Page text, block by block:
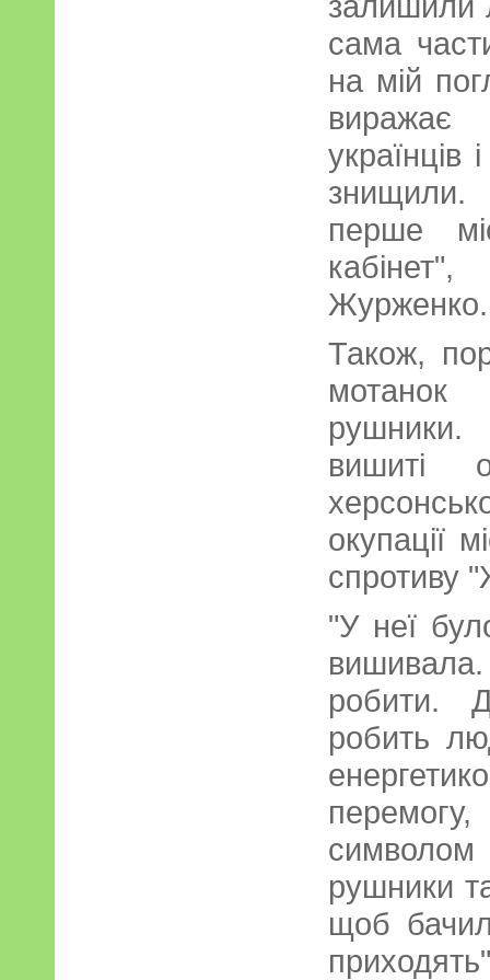
сама
на мій
виражає
українців
перше
Журженко.
Також,
мотанок
рушники.
вишиті
окупації
спротиву
"У неї
робити.
робить
рушники
щоб